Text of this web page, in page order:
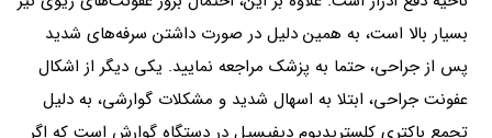
بسیار بالا است، به همین دلیل در صورت داشتن سرفه‌های شدید
پس از جراحی، حتما به پزشک مراجعه نمایید. یکی دیگر از اشکال
عفونت جراحی، ابتلا به اسهال شدید و مشکلات گوارشی، به دلیل
تجمع باکتری کلستریدیوم دیفیسیل در دستگاه گوارش است که اگر